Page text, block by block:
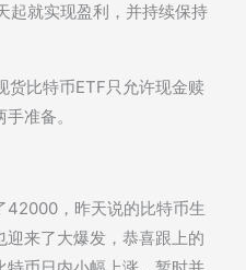
起就实现盈利，并持续保持
货比特币ETF只允许现金赎
准备。
42000，昨天说的比特币生
来了大爆发，恭喜跟上的